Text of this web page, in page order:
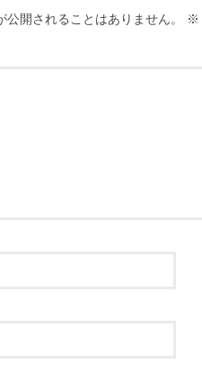
公開されることはありません。 ※